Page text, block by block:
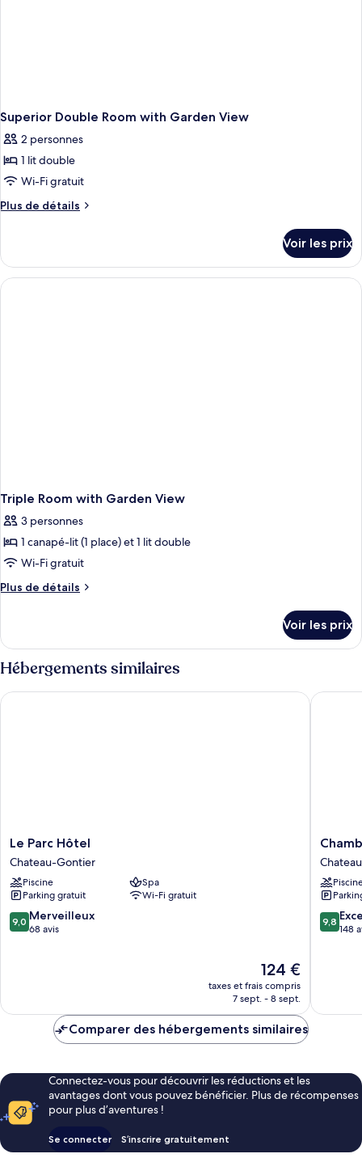
Superior Double Room with Garden View
2 personnes
1 lit double
Wi-Fi gratuit
Plus de détails
Plus
le
type
de
Voir les prix
Triple Room with Garden View
3 personnes
1 canapé-lit (1 place) et 1 lit double
Wi-Fi gratuit
Plus de détails
Plus
le
type
de
chambre
Triple
Voir les prix
Hébergements similaires
Le
Parc
Hôtel
Chateau-
Gontier
Le Parc Hôtel
Chateau-Gontier
Piscine
Spa
Parking gratuit
Wi-Fi gratuit
9.0
sur
9,0 Merveilleux
68 avis
Le
nouveau
prix
de
124 €
taxes et frais compris
7 sept. - 8 sept.
Le Parc Hôtel
d'Hôtes
Les
Clefs
du
Bonheur
9.8
sur
9,8
148
Comparer des hébergements similaires
Connectez-vous pour découvrir les réductions et les
avantages dont vous pouvez bénéficier. Plus de récompenses
pour plus d’aventures !
Se connecter S’inscrire gratuitement